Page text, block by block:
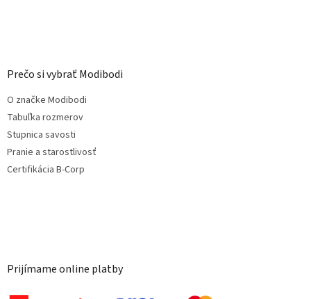
Prečo si vybrať Modibodi
O značke Modibodi
Tabuľka rozmerov
Stupnica savosti
Pranie a starostlivosť
Certifikácia B-Corp
Prijímame online platby